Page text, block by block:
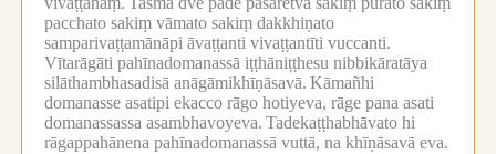
pacchato sakiṃ vāmato sakiṃ dakkhiṇato
samparivaṭṭamānāpi āvaṭṭanti vivaṭṭantīti vuccanti.
Vītarāgāti pahīnadomanassā iṭṭhāniṭṭhesu nibbikāratāya
silāthambhasadisā anāgāmikhīṇāsavā. Kāmañhi
domanasse asatipi ekacco rāgo hotiyeva, rāge pana asati
domanassassa asambhavoyeva. Tadekaṭṭhabhāvato hi
rāgappahānena pahīnadomanassā vuttā, na khīṇāsavā eva.